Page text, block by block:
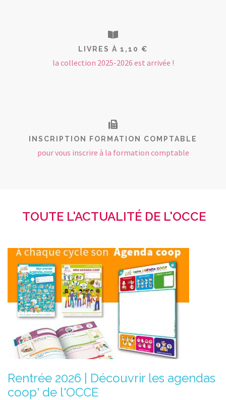
LIVRES À 1,10 €
la collection 2025-2026 est arrivée !
INSCRIPTION FORMATION COMPTABLE
pour vous inscrire à la formation comptable
TOUTE L'ACTUALITÉ DE L'OCCE
Rentrée 2026 | Découvrir les agendas
coop' de l'OCCE